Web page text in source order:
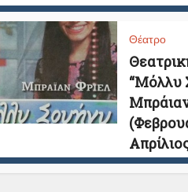
Θέατρο
“Μόλλυ